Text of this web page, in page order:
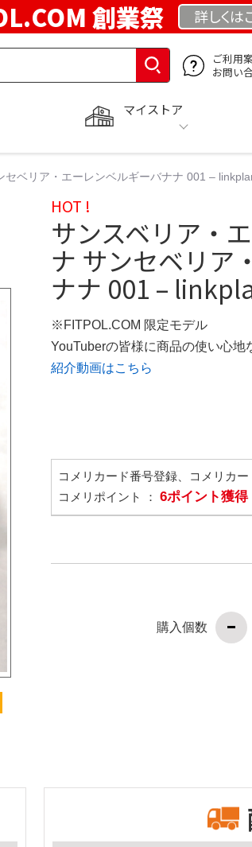
創業祭 詳しくは
ご利用
お問い
マイストア
ベリア・エーレンベルギーバナナ 001 –
HOT !
サンスベリア・
ナ サンセベリア
ナナ 001 –
※FITPOL.COM 限定モデル
YouTuberの皆様に商品の使い心地
紹介動画はこちら
コメリカード番号登録、コメリカ
コメリポイント ： 6ポイント獲得
購入個数